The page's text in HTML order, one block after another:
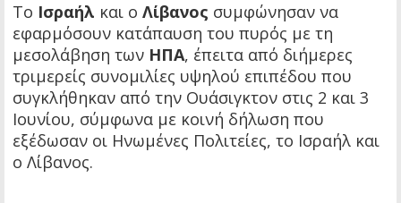
Το Ισραήλ και ο Λίβανος συμφώνησαν να
εφαρμόσουν κατάπαυση του πυρός με τη
μεσολάβηση των ΗΠΑ, έπειτα από διήμερες
τριμερείς συνομιλίες υψηλού επιπέδου που
συγκλήθηκαν από την Ουάσιγκτον στις 2 και 3
Ιουνίου, σύμφωνα με κοινή δήλωση που
εξέδωσαν οι Ηνωμένες Πολιτείες, το Ισραήλ και
ο Λίβανος.